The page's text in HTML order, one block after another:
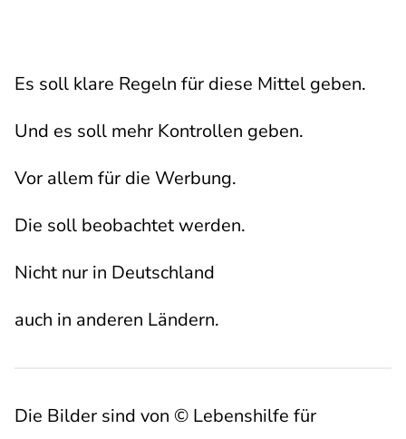
Es soll klare Regeln für diese Mittel geben.
Und es soll mehr Kontrollen geben.
Vor allem für die Werbung.
Die soll beobachtet werden.
Nicht nur in Deutschland
auch in anderen Ländern.
Die Bilder sind von © Lebenshilfe für